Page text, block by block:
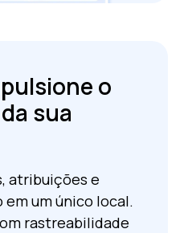
o
sua
atribuições e
um único local.
rastreabilidade